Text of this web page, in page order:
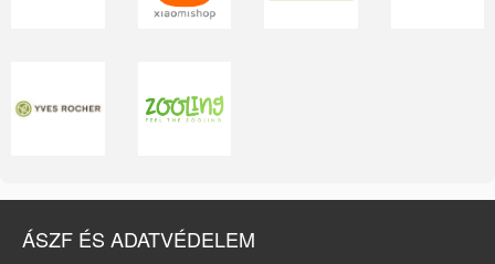
ÁSZF ÉS ADATVÉDELEM